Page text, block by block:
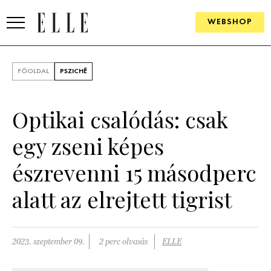
WEBSHOP
GOURMET AWARDS
SZÉPSÉG
KULTÚRA
PSZICHÉ
FŐOLDAL PSZICHÉ
Optikai csalódás: csak
egy zseni képes
észrevenni 15 másodperc
alatt az elrejtett tigrist
2023. szeptember 09. 2 perc olvasás ELLE